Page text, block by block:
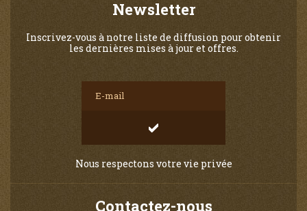
Newsletter
Inscrivez-vous à notre liste de diffusion pour obtenir
les dernières mises à jour et offres.
Nous respectons votre vie privée
Contactez-nous